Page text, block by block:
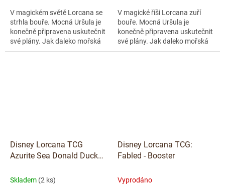
V magickém světě Lorcana se
strhla bouře. Mocná Uršula je
konečně připravena uskutečnit
své plány. Jak daleko mořská
čarodějka zajde, aby ovládla
V magické říši Lorcana zuří
bouře. Mocná Uršula je
konečně připravena uskutečnit
své plány. Jak daleko mořská
čarodějka zajde, aby ovládla
Disney Lorcana TCG
Azurite Sea Donald Duck
Skladem (2 ks)
Disney Lorcana TCG:
Fabled - Booster
Vyprodáno